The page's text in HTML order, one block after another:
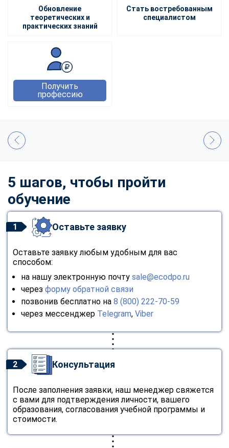
Обновление
теоретических и
практических знаний
Стать востребованным
специалистом
Получить
профессию
5 шагов, чтобы пройти
обучение
1 Оставьте заявку
Оставьте заявку любым удобным для вас
способом:
на нашу электронную почту sale@ecodpo.ru
через форму обратной связи
позвонив бесплатно на 8 (800) 222-70-59
через мессенджер Telegram, Viber
2 Консультация
После заполнения заявки, наш менеджер свяжется
с вами для подтверждения личности, вашего
образования, согласования учебной программы и
стоимости.